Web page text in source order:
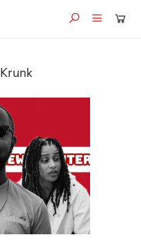
Krunk